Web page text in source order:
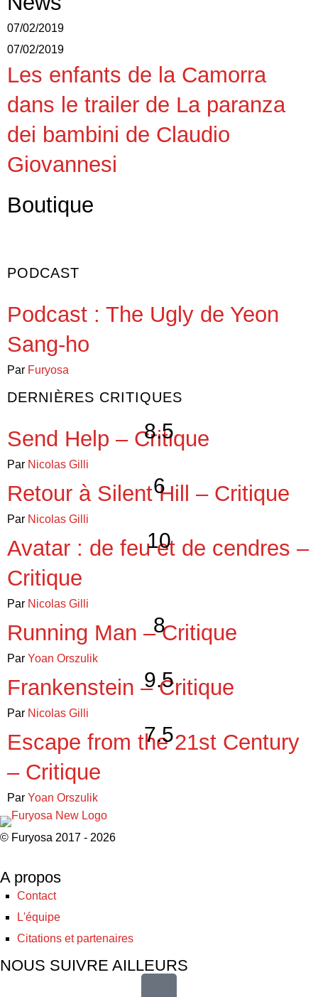
07/02/2019
07/02/2019
Les enfants de la Camorra
dans le trailer de La paranza
dei bambini de Claudio
Giovannesi
Boutique
PODCAST
Podcast : The Ugly de Yeon
Sang-ho
Par Furyosa
DERNIÈRES CRITIQUES
8.5
Send Help – Critique
Par Nicolas Gilli
6
Retour à Silent Hill – Critique
Par Nicolas Gilli
10
Avatar : de feu et de cendres –
Critique
Par Nicolas Gilli
8
Running Man – Critique
Par Yoan Orszulik
9.5
Frankenstein – Critique
Par Nicolas Gilli
7.5
Escape from the 21st Century
– Critique
Par Yoan Orszulik
© Furyosa 2017 - 2026
A propos
Contact
L'équipe
Citations et partenaires
NOUS SUIVRE AILLEURS